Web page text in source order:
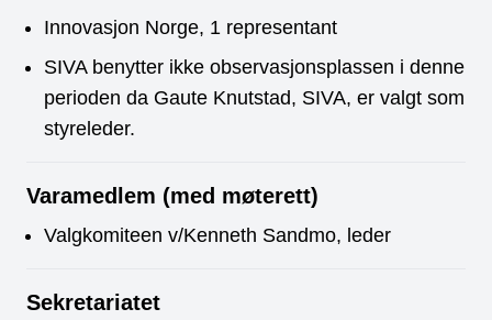
Innovasjon Norge, 1 representant
SIVA benytter ikke observasjonsplassen i denne
perioden da Gaute Knutstad, SIVA, er valgt som
styreleder.
Varamedlem (med møterett)
Valgkomiteen v/Kenneth Sandmo, leder
Sekretariatet